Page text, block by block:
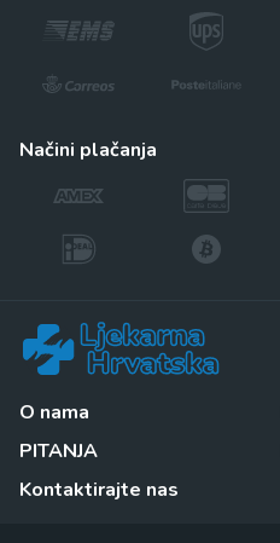
načini plačanja
O nama
PITANJA
Kontaktirajte nas